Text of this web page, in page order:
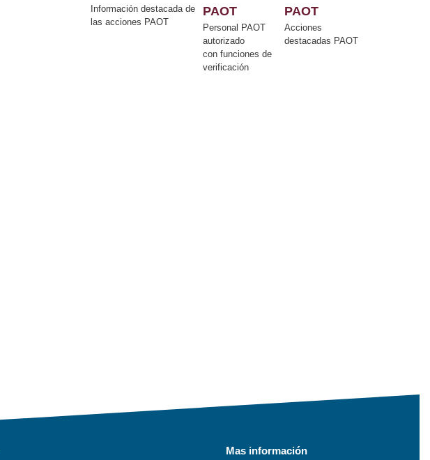
Información destacada de
las acciones PAOT
PAOT
Personal PAOT
autorizado
con funciones de
verificación
PAOT
Acciones
destacadas PAOT
Mas información